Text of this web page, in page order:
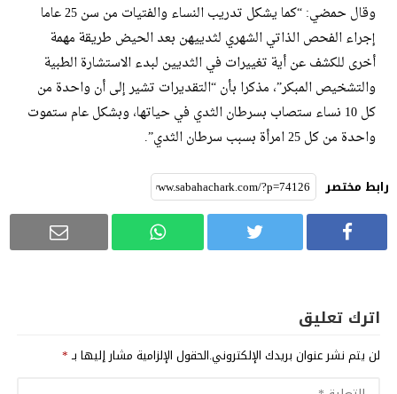
وقال حمضي: “كما يشكل تدريب النساء والفتيات من سن 25 عاما
إجراء الفحص الذاتي الشهري لثدييهن بعد الحيض طريقة مهمة
أخرى للكشف عن أية تغييرات في الثديين لبدء الاستشارة الطبية
والتشخيص المبكر”، مذكرا بأن “التقديرات تشير إلى أن واحدة من
كل 10 نساء ستصاب بسرطان الثدي في حياتها، وبشكل عام ستموت
واحدة من كل 25 امرأة بسبب سرطان الثدي”.
رابط مختصر
اترك تعليق
لن يتم نشر عنوان بريدك الإلكتروني.الحقول الإلزامية مشار إليها بـ*